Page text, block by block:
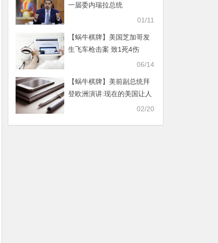
一届委内瑞拉总统
01/11
【蜗牛棋牌】美国芝加哥发
生飞车枪击案 致1死4伤
06/14
【蜗牛棋牌】美前副总统拜
登欧洲演讲:现在的美国让人
02/20